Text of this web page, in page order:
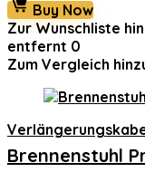
Buy Now
Zur Wunschliste
entfernt 0
Zum Vergleich
Brennenstuhl